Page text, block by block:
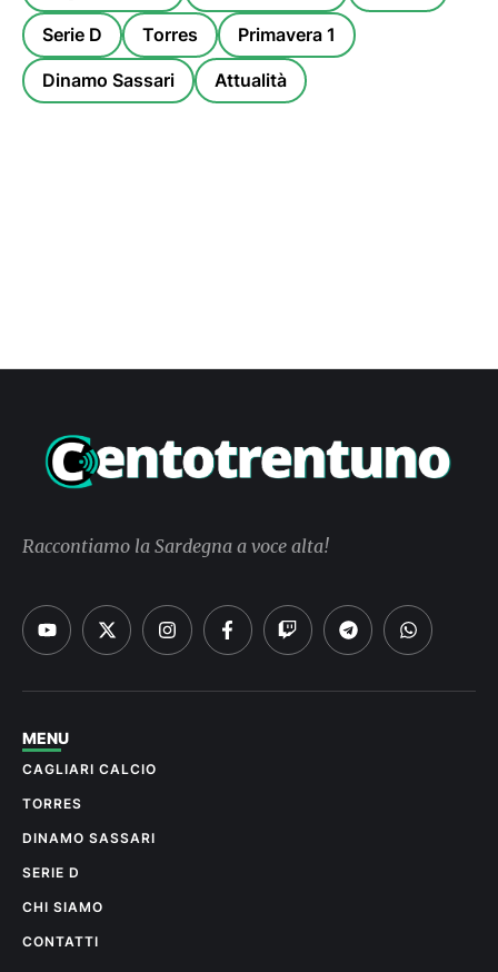
Serie D Torres Primavera 1
Dinamo Sassari Attualità
Raccontiamo la Sardegna a voce alta!
MENU
CAGLIARI CALCIO
TORRES
DINAMO SASSARI
SERIE D
CHI SIAMO
CONTATTI